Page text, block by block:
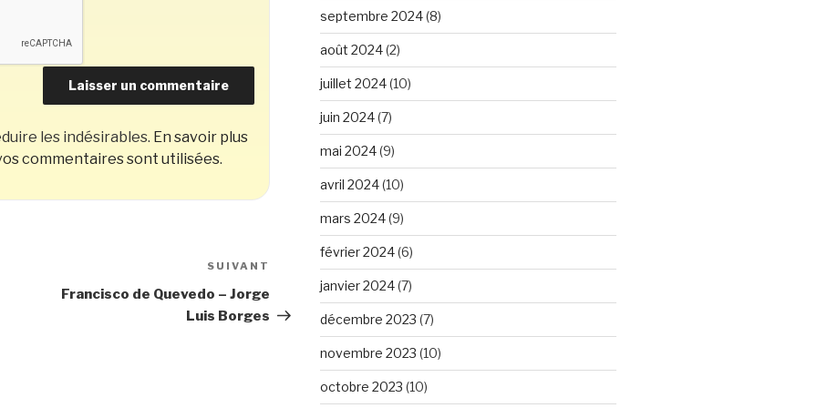
les indésirables. En savoir plus
commentaires sont utilisées.
Article
suivant
SUIVANT
Francisco de Quevedo – Jorge
Luis Borges
septembre 2024(8)
août 2024(2)
juillet 2024(10)
juin 2024(7)
mai 2024(9)
avril 2024(10)
mars 2024(9)
février 2024(6)
janvier 2024(7)
décembre 2023 (7)
novembre 2023 (10)
octobre 2023 (10)